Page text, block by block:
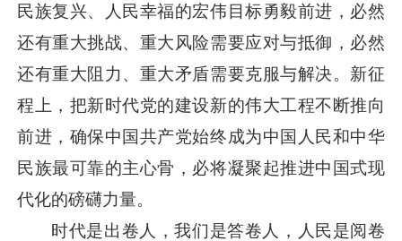
民族复兴、人民幸福的宏伟目标勇毅前进，必然
还有重大挑战、重大风险需要应对与抵御，必然
还有重大阻力、重大矛盾需要克服与解决。新征
程上，把新时代党的建设新的伟大工程不断推向
前进，确保中国共产党始终成为中国人民和中华
民族最可靠的主心骨，必将凝聚起推进中国式现
代化的磅礴力量。
时代是出卷人，我们是答卷人，人民是阅卷